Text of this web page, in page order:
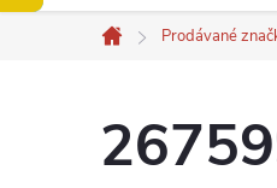
Domů
Prodávané